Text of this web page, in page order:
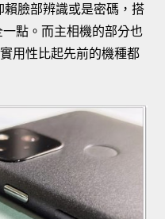
臉部辨識或是密碼，搭
點。而主相機的部分也
用性比起先前的機種都